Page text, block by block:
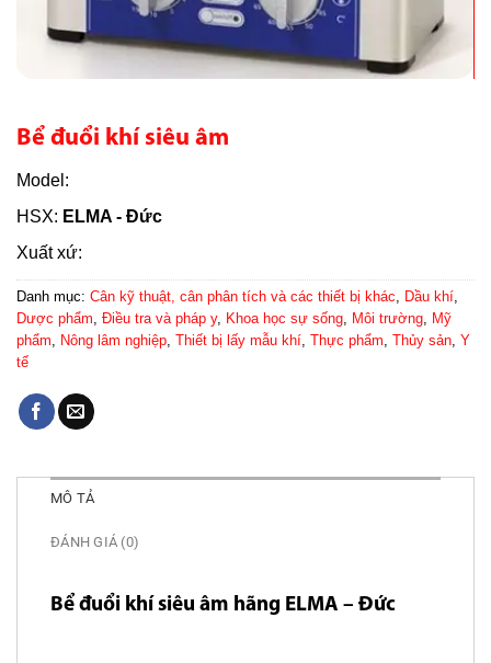
Bể đuổi khí siêu âm
Model:
HSX: ELMA - Đức
Xuất xứ:
Danh mục: Cân kỹ thuật, cân phân tích và các thiết bị khác, Dầu khí,
Dược phẩm, Điều tra và pháp y, Khoa học sự sống, Môi trường, Mỹ
phẩm, Nông lâm nghiệp, Thiết bị lấy mẫu khí, Thực phẩm, Thủy sản, Y
tế
MÔ TẢ
ĐÁNH GIÁ (0)
Bể đuổi khí siêu âm hãng ELMA – Đức